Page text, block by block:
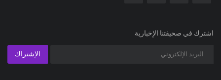
اشترك في صحيفتنا الإخبارية
الإشتراك